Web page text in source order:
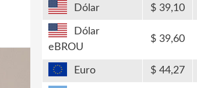
Dólar 39,10
Dólar
eBROU
39,60
Euro 44,27